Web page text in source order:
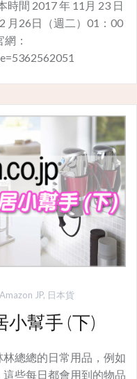
時間 2017 年 11月 23 日
月26日（週二）01：00
：
Amazon JP, 日本貨
小幫手 (下)
總總的日常用品，例如
些每日都會用到的物品